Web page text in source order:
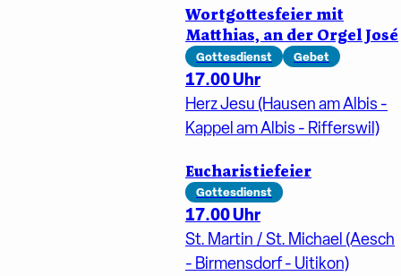
Wortgottesfeier mit
Matthias, an der Orgel José
Gottesdienst Gebet
17.00 Uhr
Herz Jesu (Hausen am Albis -
Kappel am Albis - Rifferswil)
Eucharistiefeier
Gottesdienst
17.00 Uhr
St. Martin / St. Michael (Aesch
- Birmensdorf - Uitikon)